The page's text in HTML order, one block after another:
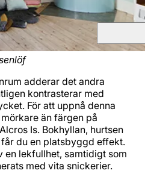
adderar det andra
kontrasterar med
För att uppnå denna
än färgen på
Is. Bokhyllan, hurtsen
du en platsbyggd effekt.
en lekfullhet, samtidigt som
med vita snickerier.